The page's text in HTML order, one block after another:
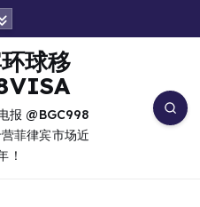
报 @BGC998
菲律宾市场近
！